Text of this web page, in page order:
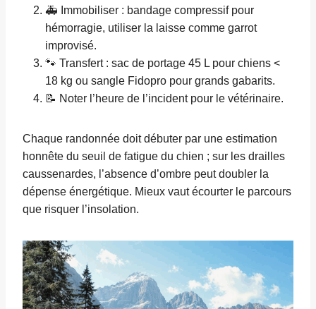
🚑 Immobiliser : bandage compressif pour
hémorragie, utiliser la laisse comme garrot
improvisé.
🐾 Transfert : sac de portage 45 L pour chiens <
18 kg ou sangle Fidopro pour grands gabarits.
📝 Noter l’heure de l’incident pour le vétérinaire.
Chaque randonnée doit débuter par une estimation
honnête du seuil de fatigue du chien ; sur les drailles
caussenardes, l’absence d’ombre peut doubler la
dépense énergétique. Mieux vaut écourter le parcours
que risquer l’insolation.